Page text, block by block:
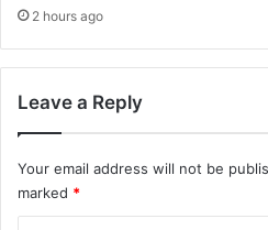
2 hours ago
Leave a Reply
Your email address will not be
marked *